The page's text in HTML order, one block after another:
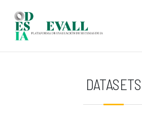
DATASETS